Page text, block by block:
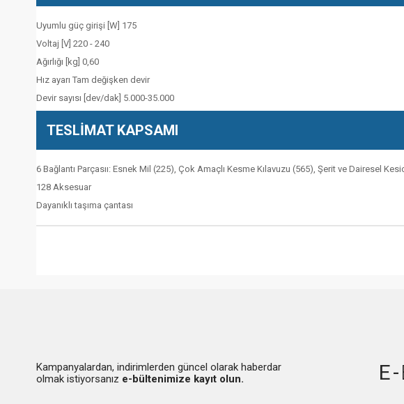
Uyumlu güç girişi [W] 175
Voltaj [V] 220 - 240
Ağırlığı [kg] 0,60
Hız ayarı Tam değişken devir
Devir sayısı [dev/dak] 5.000-35.000
TESLİMAT KAPSAMI
6 Bağlantı Parçasıı: Esnek Mil (225), Çok Amaçlı Kesme Kılavuzu (565), Şerit ve Dairesel
128 Aksesuar
Dayanıklı taşıma çantası
Kampanyalardan, indirimlerden güncel olarak haberdar
olmak istiyorsanız e-bültenimize kayıt olun. E-